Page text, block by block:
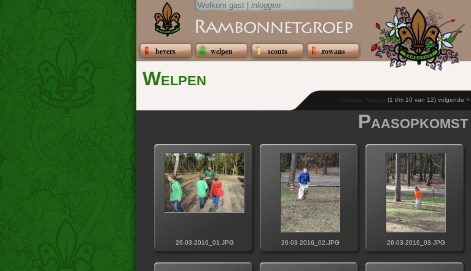
Welkom gast | inloggen
bevers welpen scouts rowans
Welpen
<<eerste <vorige (1 t/m 10 van 12) volgende >
Paasopkomst
26-03-2016_01.JPG 26-03-2016_02.JPG 26-03-2016_03.JPG